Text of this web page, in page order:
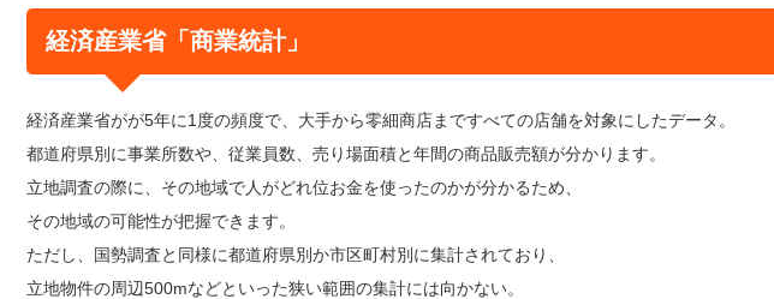
経済産業省「商業統計」
経済産業省がが5年に1度の頻度で、大手から零細商店まですべての店舗を対象にしたデータ。
都道府県別に事業所数や、従業員数、売り場面積と年間の商品販売額が分かります。
立地調査の際に、その地域で人がどれ位お金を使ったのかが分かるため、
その地域の可能性が把握できます。
ただし、国勢調査と同様に都道府県別か市区町村別に集計されており、
立地物件の周辺500mなどといった狭い範囲の集計には向かない。